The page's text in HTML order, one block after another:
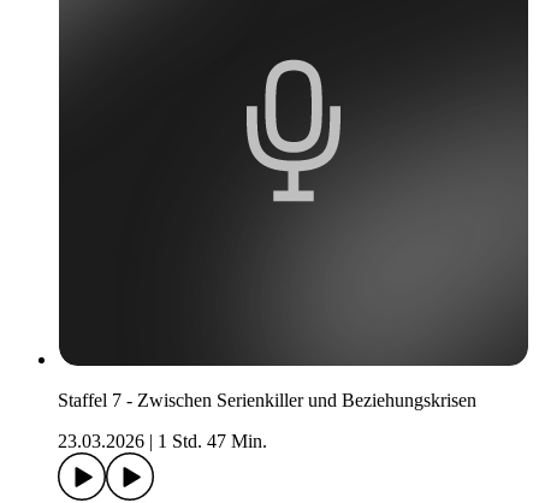
Staffel 7 - Zwischen Serienkiller und Beziehungskrisen
23.03.2026 | 1 Std. 47 Min.